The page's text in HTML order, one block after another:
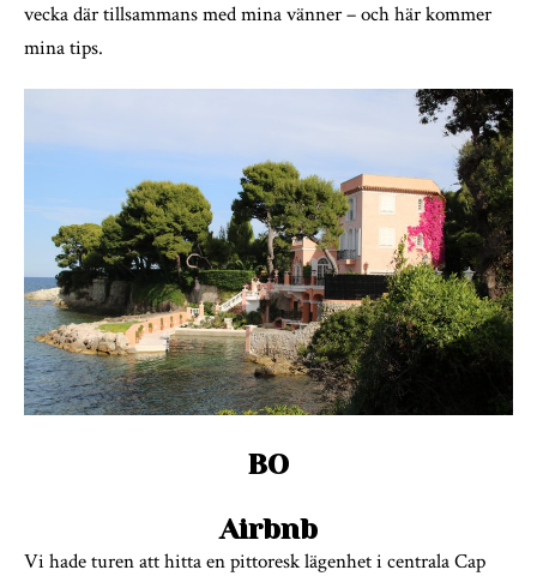
vecka där tillsammans med mina vänner – och här kommer
mina tips.
BO
Airbnb
Vi hade turen att hitta en pittoresk lägenhet i centrala Cap